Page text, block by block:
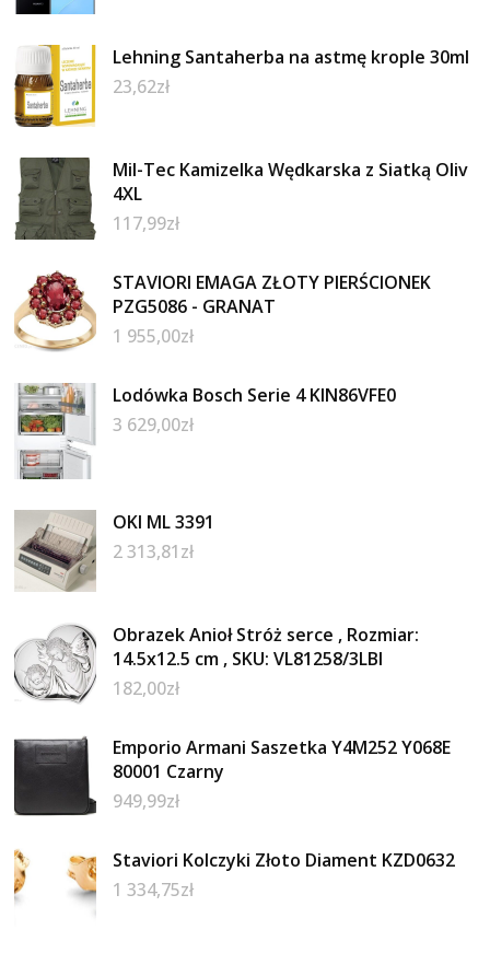
Lehning Santaherba na astmę krople 30ml
23,62zł
Mil-Tec Kamizelka Wędkarska z Siatką Oliv
4XL
117,99zł
STAVIORI EMAGA ZŁOTY PIERŚCIONEK
PZG5086 - GRANAT
1 955,00zł
Lodówka Bosch Serie 4 KIN86VFE0
3 629,00zł
OKI ML 3391
2 313,81zł
Obrazek Anioł Stróż serce , Rozmiar:
14.5x12.5 cm , SKU: VL81258/3LBI
182,00zł
Emporio Armani Saszetka Y4M252 Y068E
80001 Czarny
949,99zł
Staviori Kolczyki Złoto Diament KZD0632
1 334,75zł